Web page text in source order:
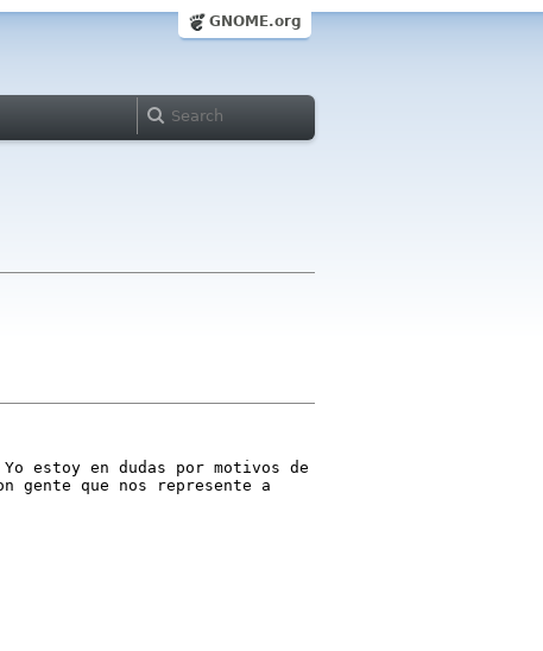
GNOME.org
estoy en dudas por motivos de
que nos represente a